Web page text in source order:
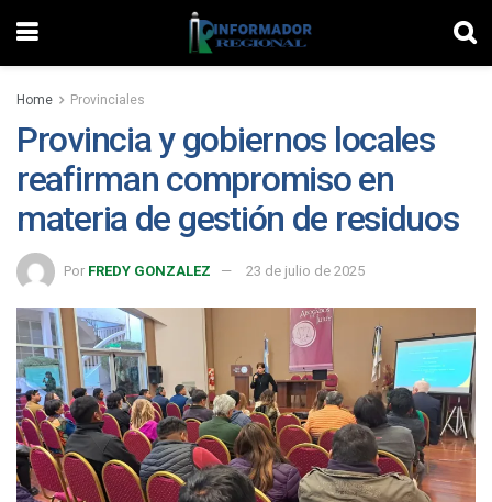
Home Provinciales
Provincia y gobiernos locales
reafirman compromiso en
materia de gestión de residuos
Por FREDY GONZALEZ 23 de julio de 2025